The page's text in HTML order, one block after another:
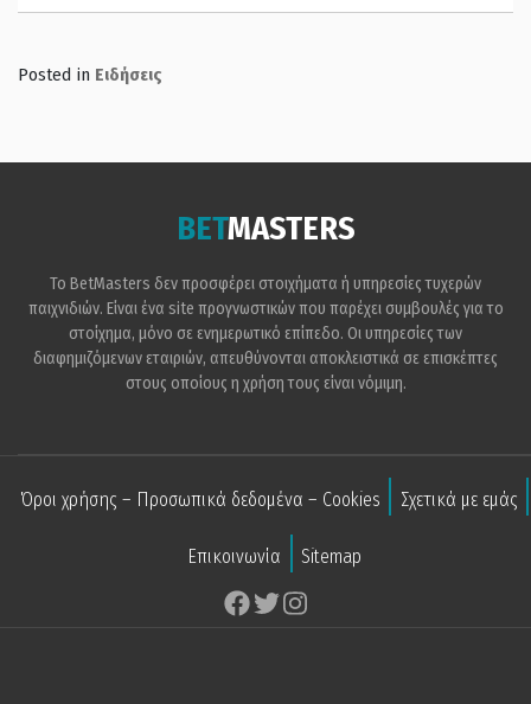
Posted in Ειδήσεις
BETMASTERS
Το BetMasters δεν προσφέρει στοιχήματα ή υπηρεσίες τυχερών
παιχνιδιών. Είναι ένα site προγνωστικών που παρέχει συμβουλές για το
στοίχημα, μόνο σε ενημερωτικό επίπεδο. Οι υπηρεσίες των
διαφημιζόμενων εταιριών, απευθύνονται αποκλειστικά σε επισκέπτες
στους οποίους η χρήση τους είναι νόμιμη.
Όροι χρήσης – Προσωπικά δεδομένα – Cookies Σχετικά με εμάς
Επικοινωνία Sitemap